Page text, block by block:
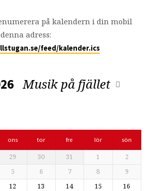
på kalendern i din mobil
adress:
feed/kalender.ics
Musik på fjället
ons tor fre lör sön
29 30 31 1
2
5 6 7 8
9
12 13 14 15
16